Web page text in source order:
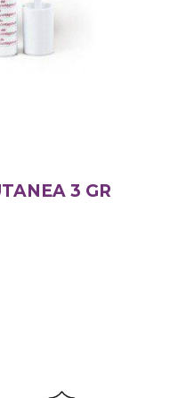
3 GR